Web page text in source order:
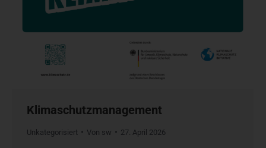
Klimaschutzmanagement
Unkategorisiert Von sw 27. April 2026